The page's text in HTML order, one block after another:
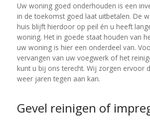
Uw woning goed onderhouden is een
in de toekomst goed laat uitbetalen. De
huis blijft hierdoor op peil én u heeft
woning. Het in goede staat houden van
uw woning is hier een onderdeel van.
vervangen van uw voegwerk of het
kunt u bij ons terecht. Wij zorgen ervoor
weer jaren tegen aan kan.
Gevel reinigen of